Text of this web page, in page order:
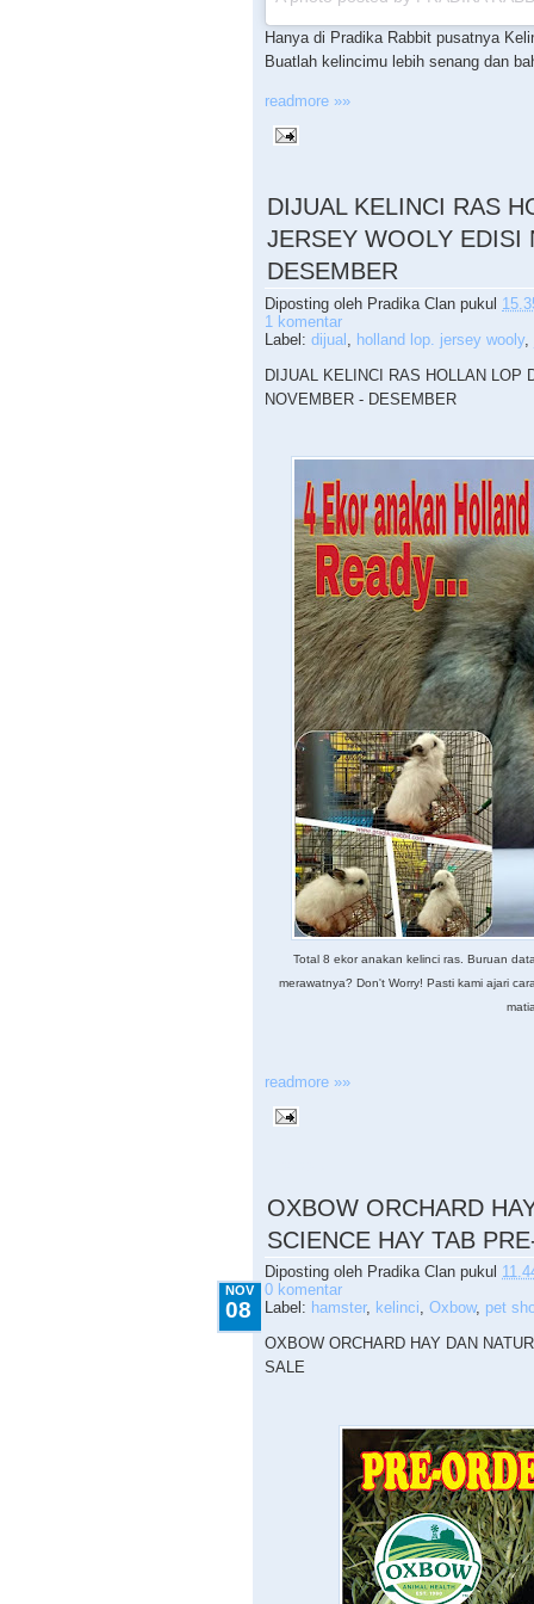
Hanya di Pradika Rabbit pusatnya
Buatlah kelincimu lebih senang dan
readmore »»
DIJUAL KELINCI RAS
JERSEY WOOLY EDISI
DESEMBER
Diposting oleh Pradika Clan pukul
1 komentar
Label: dijual holland lop. jersey wooly,
DIJUAL KELINCI RAS HOLLAN LOP
NOVEMBER - DESEMBER
Total 8 ekor anakan kelinci ras. Buruan
merawatnya? Don't Worry! Pasti kami ajari
readmore »»
OXBOW ORCHARD
SCIENCE HAY TAB
Diposting oleh Pradika Clan pukul
NOV
08
0 komentar
Label: hamster, kelinci, Oxbow, pet
OXBOW ORCHARD HAY DAN
SALE